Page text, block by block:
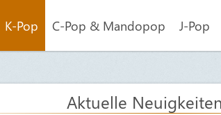
K-Pop C-Pop & Mandopop J-Pop
Aktuelle